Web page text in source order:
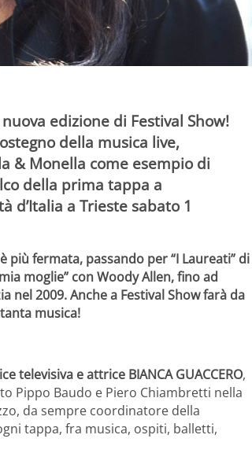
edizione di Festival Show!
della musica live,
& Monella come esempio di
della prima tappa a
d’Italia a Trieste sabato 1
più fermata, passando per “I Laureati” di
moglie” con Woody Allen, fino ad
nel 2009.Anche a Festival Show farà da
musica!
televisiva e attrice BIANCA GUACCERO,
Pippo Baudo e Piero Chiambretti nella
da sempre coordinatore della
tappa, fra musica, ospiti, balletti,